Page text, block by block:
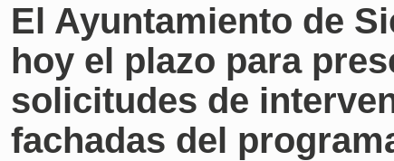
El Ayuntamiento de
hoy el plazo para
solicitudes de
fachadas del